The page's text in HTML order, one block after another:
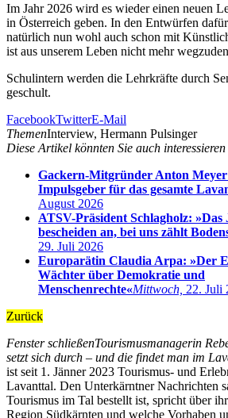
Im Jahr 2026 wird es wieder einen neuen
in Österreich geben. In den Entwürfen
natürlich nun wohl auch schon mit
ist aus unserem Leben nicht mehr
Schulintern werden die Lehrkräfte durch
geschult.
FacebookTwitterE-Mail
ThemenInterview, Hermann Pulsinger
Diese Artikel könnten Sie auch interessieren
Gackern-Mitgründer Anton
Impulsgeber für das gesamte
August 2026
ATSV-Präsident Schlagholz:
bescheiden an, bei uns zählt
29. Juli 2026
Europarätin Claudia Arpa: »Der
Wächter über Demokratie und
Menschenrechte«Mittwoch, 22. Juli
Zurück
Fenster schließenTourismusmanagerin
setzt sich durch – und die findet man im
ist seit 1. Jänner 2023 Tourismus- und
Lavanttal. Den Unterkärntner Nachrichten
Tourismus im Tal bestellt ist, spricht über
Region Südkärnten und welche Vorhaben